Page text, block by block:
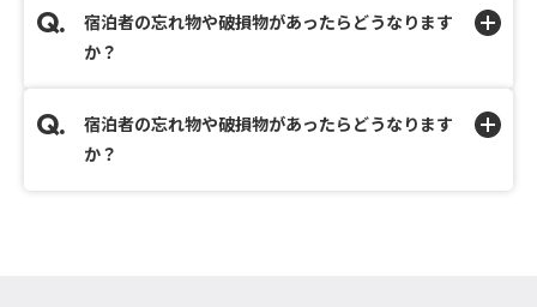
宿泊者の忘れ物や破損物があったらどうなります
か？
宿泊者の忘れ物や破損物があったらどうなります
か？